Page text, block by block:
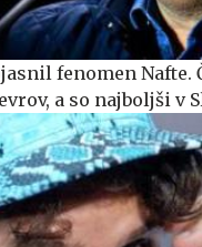
fenomen Nafte.
a so najboljši v